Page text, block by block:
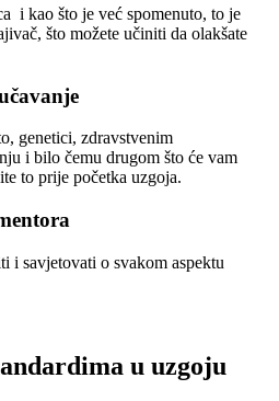
i kao što je već spomenuto, to je
što možete učiniti da olakšate
genetici, zdravstvenim
i bilo čemu drugom što će vam
to prije početka uzgoja.
i savjetovati o svakom aspektu
u uzgoju